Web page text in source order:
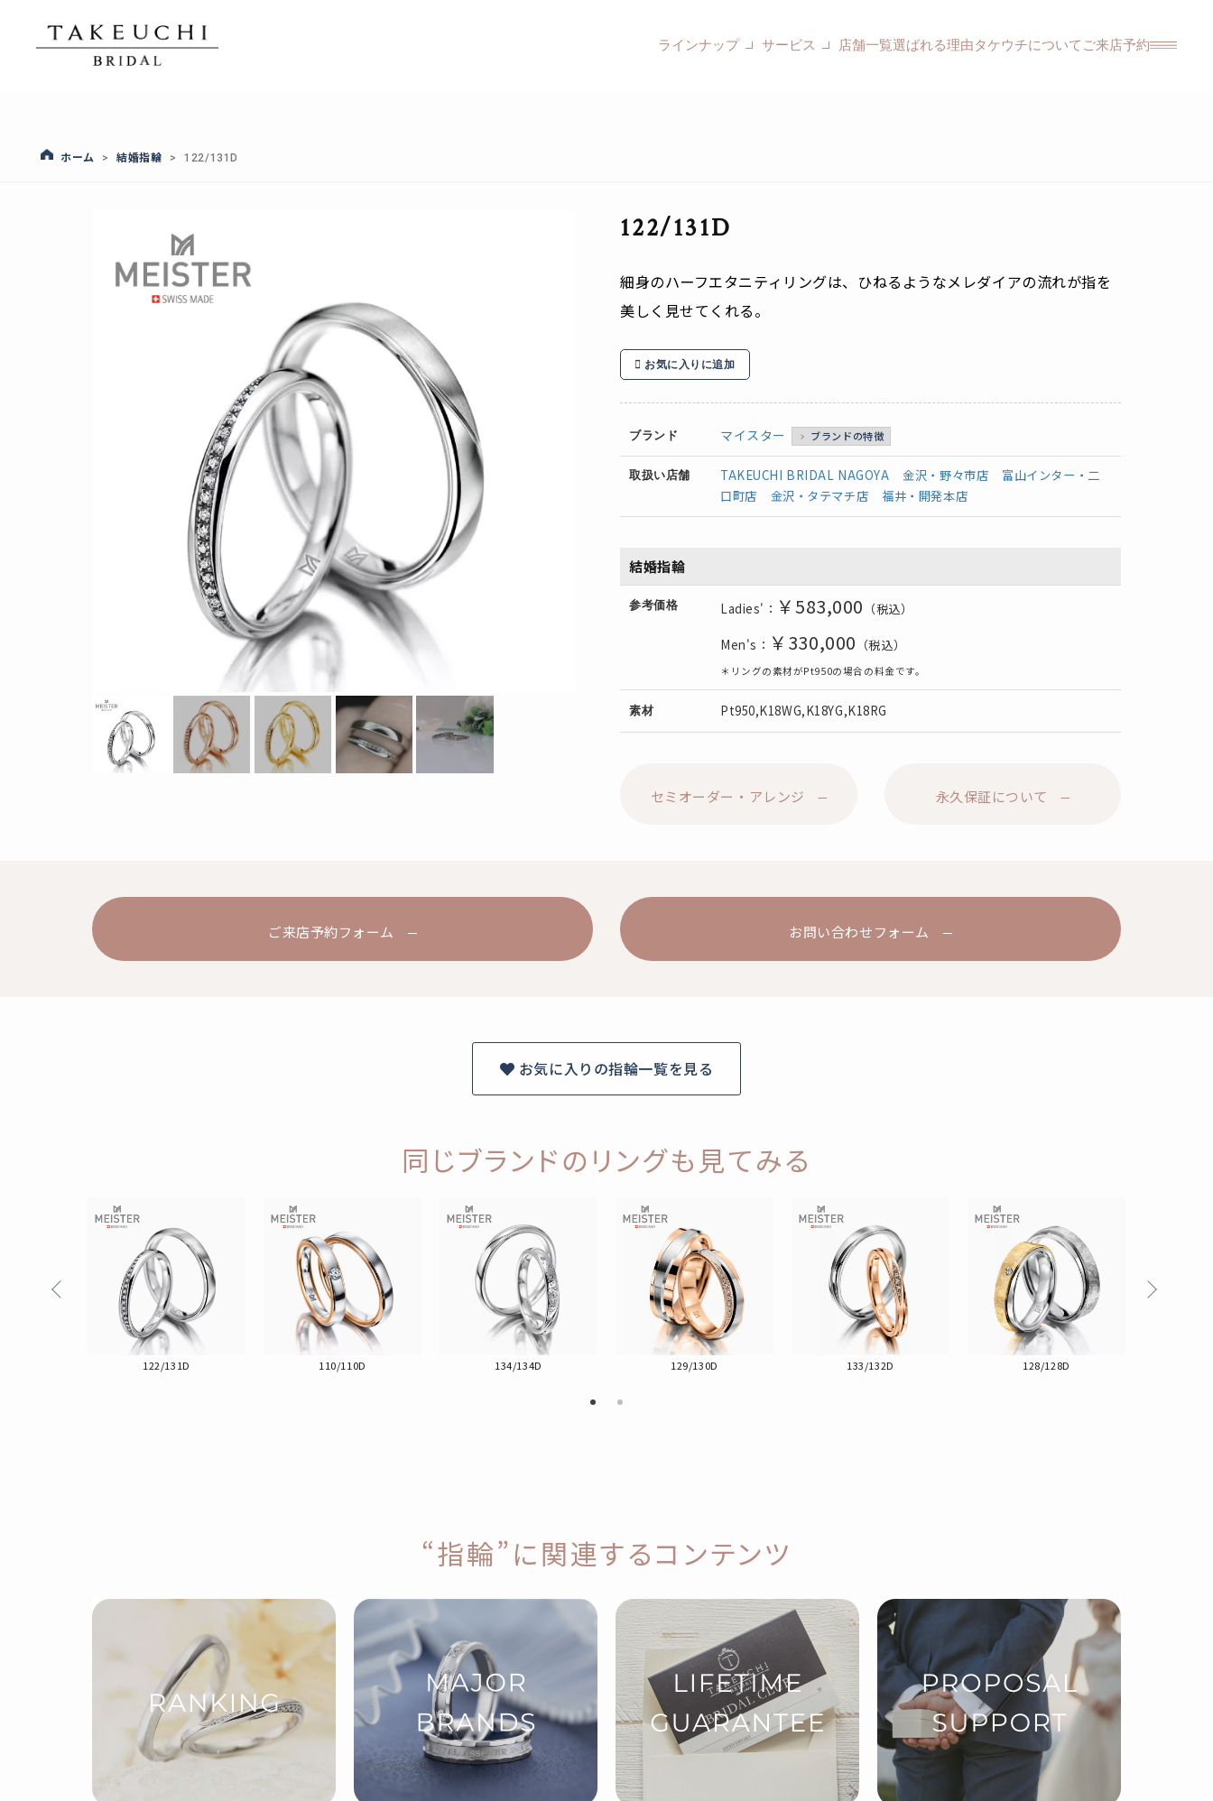
ラインナップ サービス 店舗一覧選ばれる理由タケウチについて ご来店予約
ホーム > 結婚指輪 > 122/131D
122/131D
細身のハーフエタニティリングは、ひねるようなメレダイアの流れが指を
美しく見せてくれる。
お気に入りに追加
ブランド マイスター ブランドの特徴
取扱い店舗 TAKEUCHI BRIDAL NAGOYA 金沢・野々市店
富山インター・二
口町店
金沢・タテマチ店 福井・開発本店
結婚指輪
参考価格 Ladies'： ￥583,000 （税込）
Men's： ￥330,000 （税込）
＊リングの素材がPt950の場合の料金です。
素材 Pt950,K18WG,K18YG,K18RG
セミオーダー・アレンジ 永久保証について
ご来店予約フォーム お問い合わせフォーム
お気に入りの指輪一覧を見る
同じブランドのリングも見てみる
122/131D 110/110D 134/134D 129/130D 133/132D 128/128D
“指輪”に関連するコンテンツ